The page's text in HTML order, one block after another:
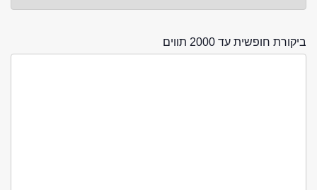
ביקורת חופשית עד 2000 תווים